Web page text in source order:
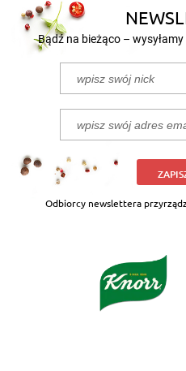
Bądź na bieżąco –
Odbiorcy newslettera